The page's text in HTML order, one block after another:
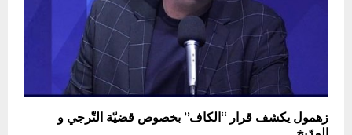
زهمول يكشف قرار “الكاف” بخصوص قضيّة التّرجي و